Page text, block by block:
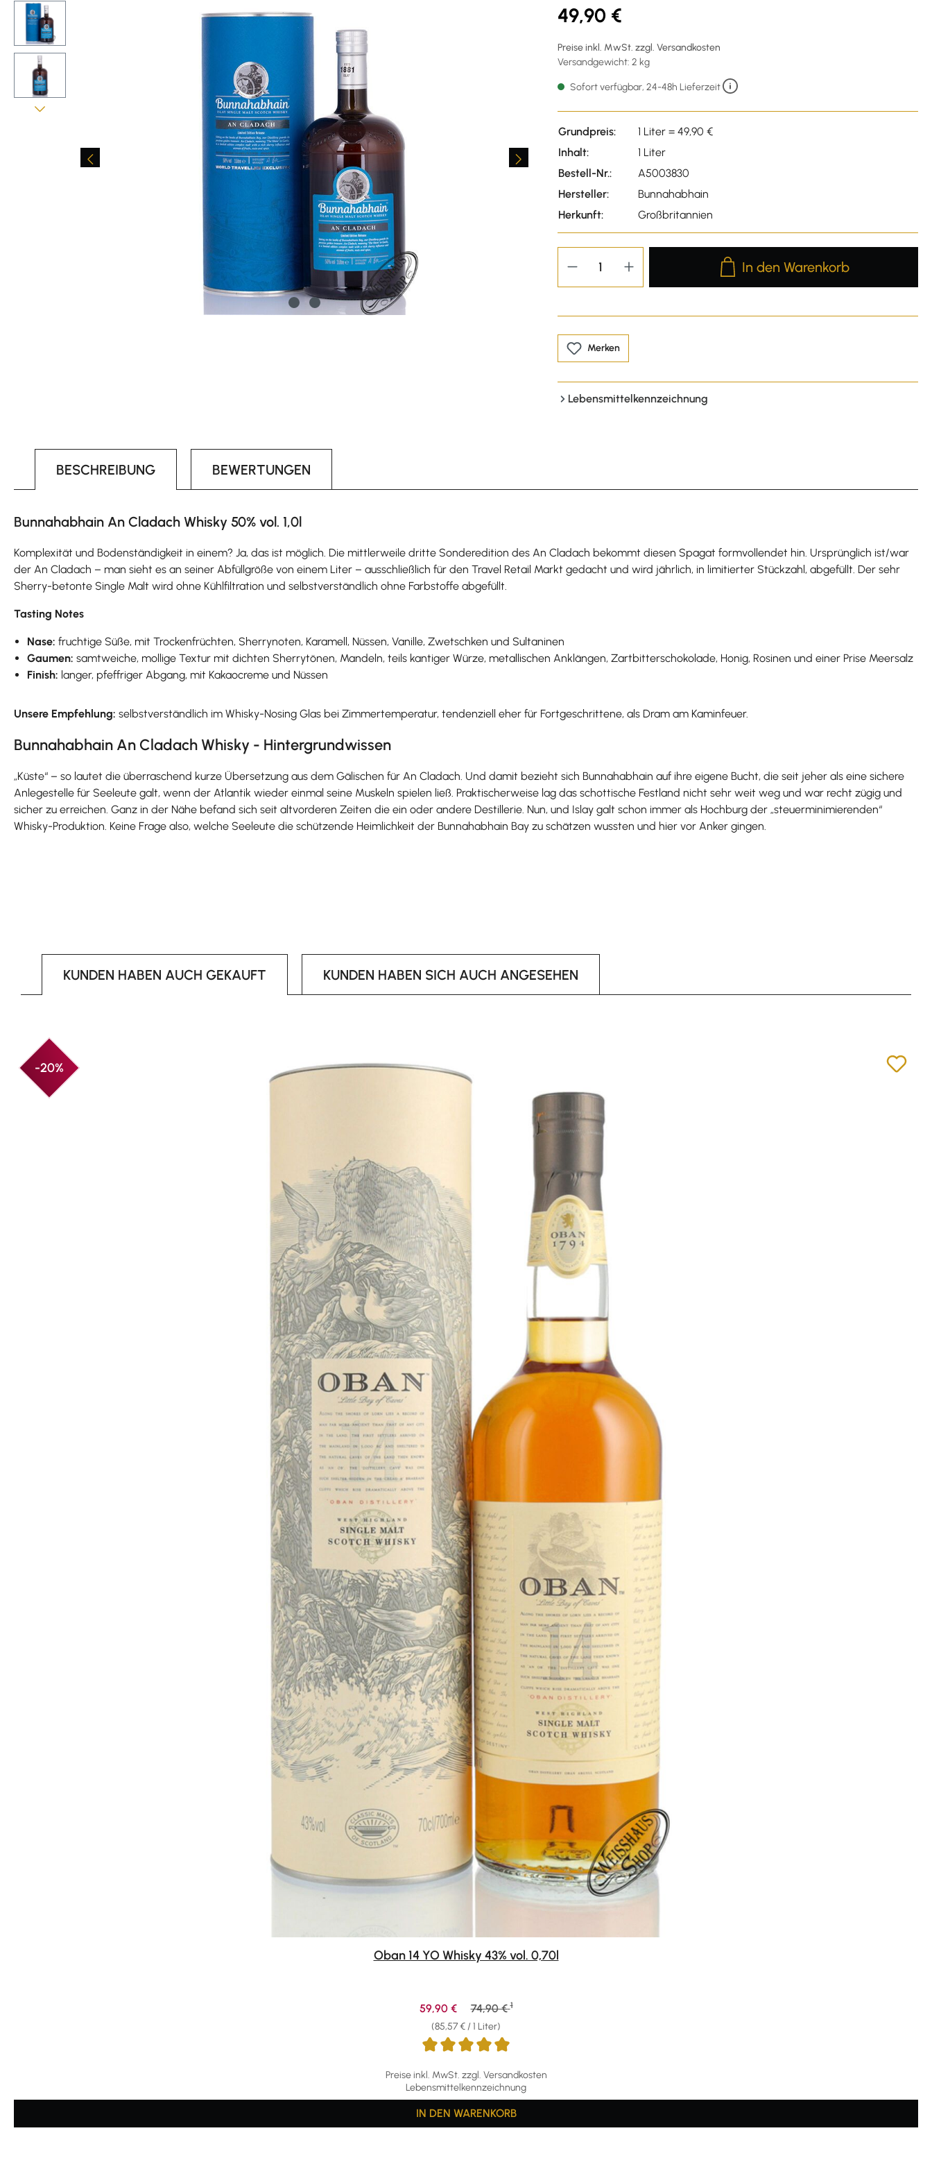
Bildergalerie überspringen 49,90 €
Preise inkl. MwSt. zzgl. Versandkosten
Versandgewicht: 2 kg
Sofort verfügbar, 24-48h Lieferzeit
Grundpreis:
1 Liter = 49,90 €
Inhalt:
1 Liter
Bestell-Nr.:
A5003830
Hersteller:
Bunnahabhain
Herkunft:
Großbritannien
Produkt Anzahl: Gib den
In den Warenkorb
Merken
Lebensmittelkennzeichnung
BESCHREIBUNG BEWERTUNGEN
Bunnahabhain An Cladach Whisky 50% vol. 1,0l
Komplexität und Bodenständigkeit in einem? Ja, das ist möglich. Die mittlerweile dritte Sonderedition des An Cladach bekommt diesen Spagat formvollendet hin. Ursprünglich ist/war
der An Cladach – man sieht es an seiner Abfüllgröße von einem Liter – ausschließlich für den Travel Retail Markt gedacht und wird jährlich, in limitierter Stückzahl, abgefüllt. Der sehr
Sherry-betonte Single Malt wird ohne Kühlfiltration und selbstverständlich ohne Farbstoffe abgefüllt.
Tasting Notes
Nase:fruchtige Süße, mit Trockenfrüchten, Sherrynoten, Karamell, Nüssen, Vanille, Zwetschken und Sultaninen
Gaumen:samtweiche, mollige Textur mit dichten Sherrytönen, Mandeln, teils kantiger Würze, metallischen Anklängen, Zartbitterschokolade, Honig, Rosinen und einer Prise Meersalz
Finish: langer, pfeffriger Abgang, mit Kakaocreme und Nüssen
Unsere Empfehlung: selbstverständlich im Whisky-Nosing Glas bei Zimmertemperatur, tendenziell eher für Fortgeschrittene, als Dram am Kaminfeuer.
Bunnahabhain An Cladach Whisky - Hintergrundwissen
„Küste“ – so lautet die überraschend kurze Übersetzung aus dem Gälischen für An Cladach. Und damit bezieht sich Bunnahabhain auf ihre eigene Bucht, die seit jeher als eine sichere
Anlegestelle für Seeleute galt, wenn der Atlantik wieder einmal seine Muskeln spielen ließ. Praktischerweise lag das schottische Festland nicht sehr weit weg und war recht zügig und
sicher zu erreichen. Ganz in der Nähe befand sich seit altvorderen Zeiten die ein oder andere Destillerie. Nun, und Islay galt schon immer als Hochburg der „steuerminimierenden“
Whisky-Produktion. Keine Frage also, welche Seeleute die schützende Heimlichkeit der Bunnahabhain Bay zu schätzen wussten und hier vor Anker gingen.
KUNDEN HABEN AUCH GEKAUFT KUNDEN HABEN SICH AUCH ANGESEHEN
-20%
Oban 14 YO Whisky 43% vol. 0,70l
Preise inkl. MwSt. zzgl. Versandkosten
Lebensmittelkennzeichnung
(85,57 € / 1 Liter)
Verkaufspreis:
59,90 € Regulärer Preis:
74,90 € 1
IN DEN WARENKORB